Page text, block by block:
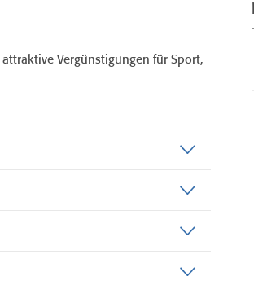
Vergünstigungen für Sport,